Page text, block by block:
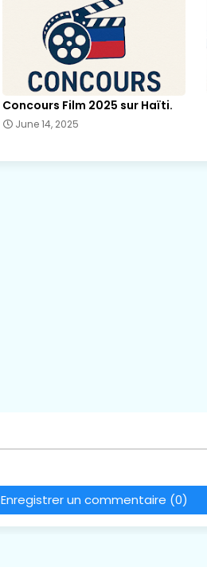
Concours Film 2025 sur Haïti.
June 14, 2025
Enregistrer un commentaire (0)